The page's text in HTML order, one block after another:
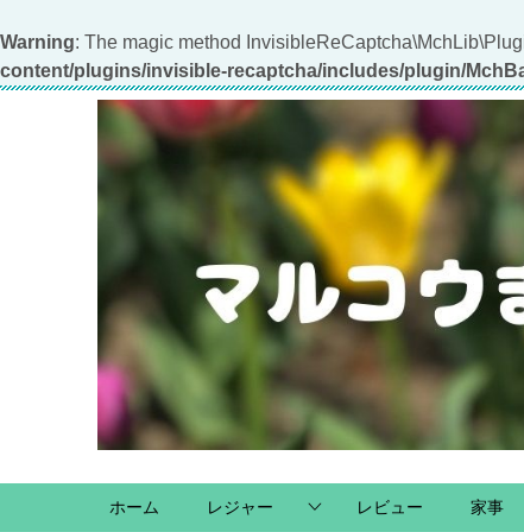
Warning: The magic method
content/plugins/invisible-recaptcha/includes/plugin/
ホーム レジャー レビュー 家事